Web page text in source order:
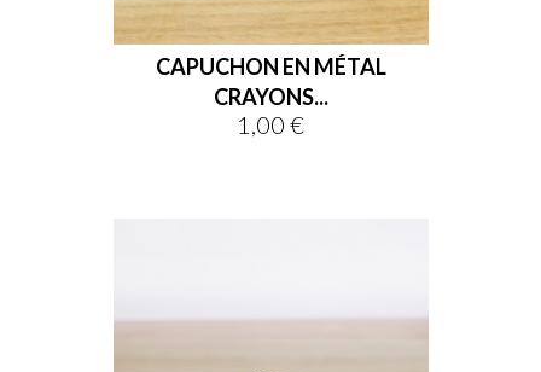
CAPUCHON EN MÉTAL
CRAYONS...
Prix
1,00 €